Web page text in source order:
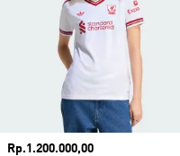
Harga
Rp.1.200.000,00